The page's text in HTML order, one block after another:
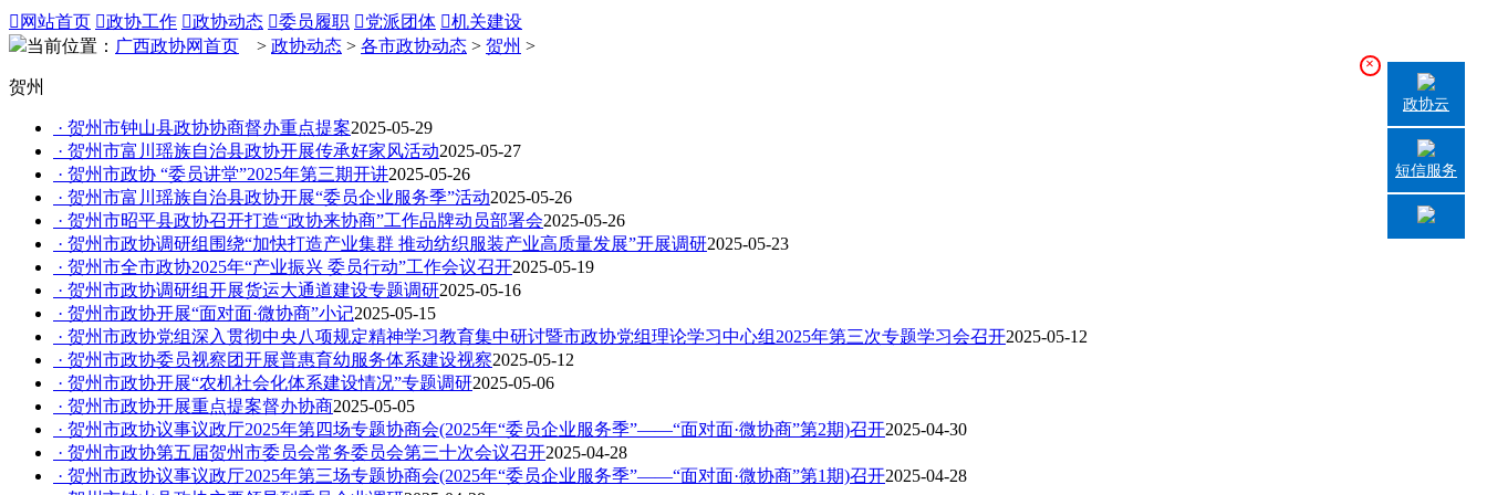
 网站首页 政协工作 政协动态 委员履职 党派团体 机关建设
当前位置： 广西政协网首页 > 政协动态 > 各市政协动态 > 贺州 >
贺州
· 贺州市钟山县政协协商督办重点提案2025-05-29
· 贺州市富川瑶族自治县政协开展传承好家风活动2025-05-27
· 贺州市政协 “委员讲堂”2025年第三期开讲2025-05-26
· 贺州市富川瑶族自治县政协开展“委员企业服务季”活动2025-05-26
· 贺州市昭平县政协召开打造“政协来协商”工作品牌动员部署会2025-05-26
· 贺州市政协调研组围绕“加快打造产业集群 推动纺织服装产业高质量发展”开展调研2025-05-23
· 贺州市全市政协2025年“产业振兴 委员行动”工作会议召开2025-05-19
· 贺州市政协调研组开展货运大通道建设专题调研2025-05-16
· 贺州市政协开展“面对面·微协商”小记2025-05-15
· 贺州市政协党组深入贯彻中央八项规定精神学习教育集中研讨暨市政协党组理论学习中心组2025年第三次专题学习会召开2025-05-12
· 贺州市政协委员视察团开展普惠育幼服务体系建设视察2025-05-12
· 贺州市政协开展“农机社会化体系建设情况”专题调研2025-05-06
· 贺州市政协开展重点提案督办协商2025-05-05
· 贺州市政协议事议政厅2025年第四场专题协商会(2025年“委员企业服务季”——“面对面·微协商”第2期)召开2025-04-30
· 贺州市政协第五届贺州市委员会常务委员会第三十次会议召开2025-04-28
· 贺州市政协议事议政厅2025年第三场专题协商会(2025年“委员企业服务季”——“面对面·微协商”第1期)召开2025-04-28
×
政协云
短信服务